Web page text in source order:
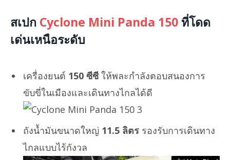
สเปก Cyclone Mini Panda 150ที่โดด
เด่นเหนือระดับ
เครื่องยนต์ 150 ซีซีให้พละกำลังตอบสนองการ
ขับขี่ในเมืองและเดินทางไกลได้ดี
ถังน้ำมันขนาดใหญ่ 11.5 ลิตร รองรับการเดินทาง
ไกลแบบไร้กังวล